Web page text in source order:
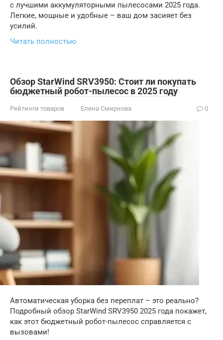
с лучшими аккумуляторными пылесосами 2025 года.
Легкие, мощные и удобные – ваш дом засияет без
усилий.
Читать полностью
Обзор StarWind SRV3950: Стоит ли покупать
бюджетный робот-пылесос в 2025 году
Рейтинги товаров Елена Смирнова 0
Автоматическая уборка без переплат – это реально?
Подробный обзор StarWind SRV3950 2025 года покажет,
как этот бюджетный робот-пылесос справляется с
вызовами!